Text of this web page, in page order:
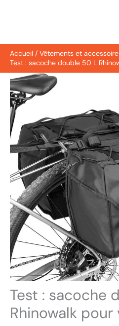
Accueil
Vêtements et
Test : sacoche double 50 L
Test : sacoche
Rhinowalk pour